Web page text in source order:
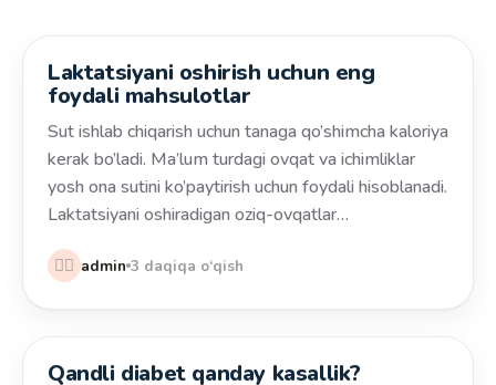
Salomatlik
Laktatsiyani oshirish uchun eng
foydali mahsulotlar
Sut ishlab chiqarish uchun tanaga qo’shimcha kaloriya
kerak bo’ladi. Ma’lum turdagi ovqat va ichimliklar
yosh ona sutini ko’paytirish uchun foydali hisoblanadi.
Laktatsiyani oshiradigan oziq-ovqatlar…
👩‍⚕️ admin 3 daqiqa o‘qish
Salomatlik
Qandli diabet qanday kasallik?